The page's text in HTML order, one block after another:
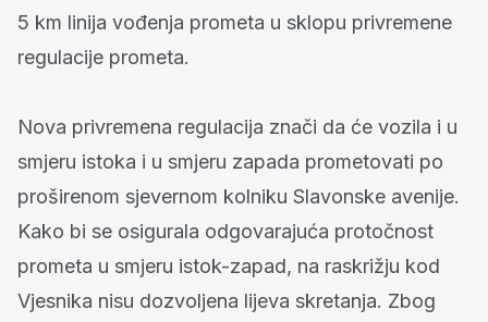
5 km linija vođenja prometa u sklopu privremene
regulacije prometa.
Nova privremena regulacija znači da će vozila i u
smjeru istoka i u smjeru zapada prometovati po
proširenom sjevernom kolniku Slavonske avenije.
Kako bi se osigurala odgovarajuća protočnost
prometa u smjeru istok-zapad, na raskrižju kod
Vjesnika nisu dozvoljena lijeva skretanja. Zbog